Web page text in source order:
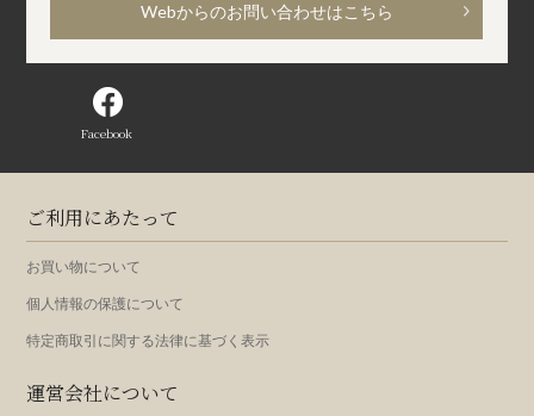
Webからのお問い合わせはこちら
Facebook
ご利用にあたって
お買い物について
個人情報の保護について
特定商取引に関する法律に基づく表示
運営会社について